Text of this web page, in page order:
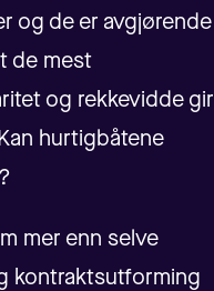
og de er avgjørende
de mest
og rekkevidde gir
hurtigbåtene
mer enn selve
kontraktsutforming